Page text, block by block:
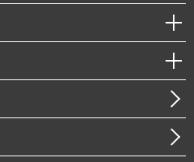
イアンス）・防災（政策）